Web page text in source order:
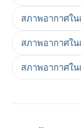
สภาพอากาศใ
สภาพอากาศใ
สภาพอากาศใ